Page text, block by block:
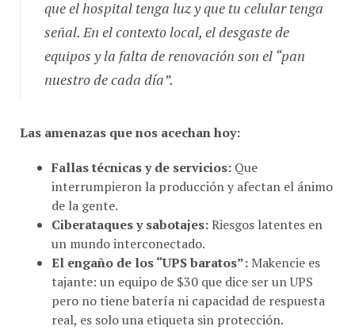
señal. En el contexto local, el desgaste de
equipos y la falta de renovación son el “pan
nuestro de cada día”.
interrumpieron la producción y afectan el ánimo
de la gente.
Ciberataques y sabotajes:
un mundo interconectado.
El engaño de los “UPS baratos”:
tajante: un equipo de $30 que dice ser un UPS
pero no tiene batería ni capacidad de respuesta
real, es solo una etiqueta sin protección.